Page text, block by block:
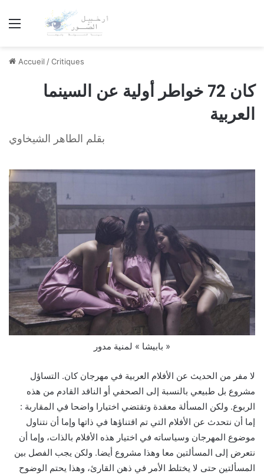
Menu
Accueil /Critiques
كان 72 خواطر أولية عن السينما
العربية
بقلم الطاهر الشيخاوي
بابيشا » لمنية مدور »
لا مفر من الحديث عن الأفلام العربية في مهرجان كان.
التساؤل
مشروع بل طبيعي بالنسبة إلى الصحفي أو الناقد القادم من هذه
الربوع. ولكن المسألة معقدة وتقتضي اختيارا واضحا في المقاربة :
إما أن نتحدث عن الأفلام التي تم اقتناؤها في ذاتها وإما أن نتناول
موضوع المهرجان وسياساته في اختيار هذه الأفلام بالذات، وإما أن
نتعرض إلى المسألتين معا وهذا مشروع أيضا. ولكن يجب الفصل بين
المسألتين حتى لا يختلط الأمر في ذهن القارئ، وهذا يحتم الوضوح